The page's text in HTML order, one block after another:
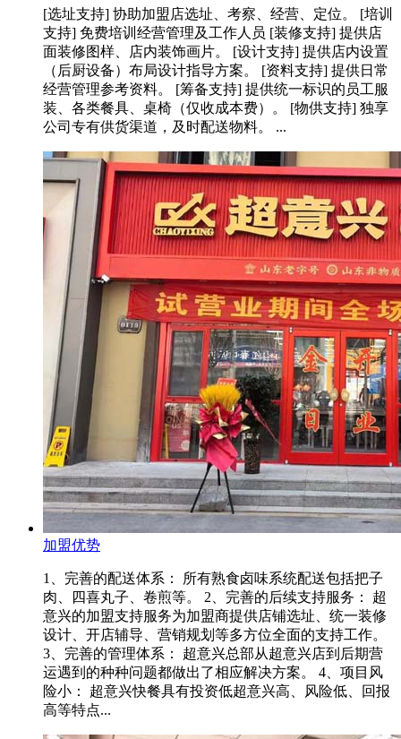
[选址支持] 协助加盟店选址、考察、经营、定位。 [培训
支持] 免费培训经营管理及工作人员 [装修支持] 提供店
面装修图样、店内装饰画片。 [设计支持] 提供店内设置
（后厨设备）布局设计指导方案。 [资料支持] 提供日常
经营管理参考资料。 [筹备支持] 提供统一标识的员工服
装、各类餐具、桌椅（仅收成本费）。 [物供支持] 独享
公司专有供货渠道，及时配送物料。 ...
加盟优势
1、完善的配送体系： 所有熟食卤味系统配送包括把子
肉、四喜丸子、卷煎等。 2、完善的后续支持服务： 超
意兴的加盟支持服务为加盟商提供店铺选址、统一装修
设计、开店辅导、营销规划等多方位全面的支持工作。
3、完善的管理体系： 超意兴总部从超意兴店到后期营
运遇到的种种问题都做出了相应解决方案。 4、项目风
险小： 超意兴快餐具有投资低超意兴高、风险低、回报
高等特点...